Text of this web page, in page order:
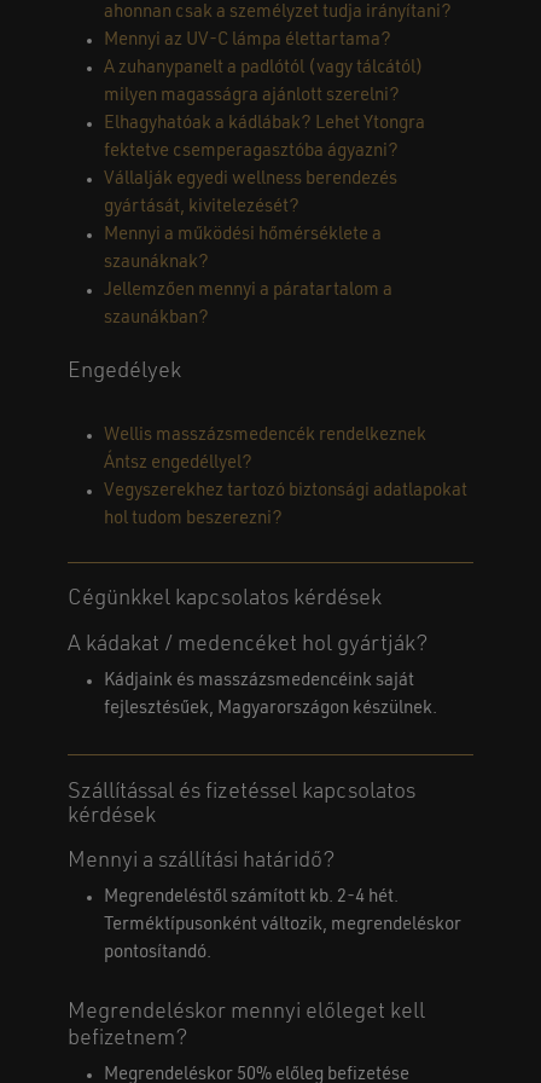
ahonnan csak a személyzet tudja irányítani?
Mennyi az UV-C lámpa élettartama?
A zuhanypanelt a padlótól (vagy tálcától)
milyen magasságra ajánlott szerelni?
Elhagyhatóak a kádlábak? Lehet Ytongra
fektetve csemperagasztóba ágyazni?
Vállalják egyedi wellness berendezés
gyártását, kivitelezését?
Mennyi a működési hőmérséklete a
szaunáknak?
Jellemzően mennyi a páratartalom a
szaunákban?
Engedélyek
Wellis masszázsmedencék rendelkeznek
Ántsz engedéllyel?
Vegyszerekhez tartozó biztonsági adatlapokat
hol tudom beszerezni?
Cégünkkel kapcsolatos kérdések
A kádakat / medencéket hol gyártják?
Kádjaink és masszázsmedencéink saját
fejlesztésűek, Magyarországon készülnek.
Szállítással és fizetéssel kapcsolatos
kérdések
Mennyi a szállítási határidő?
Megrendeléstől számított kb. 2-4 hét.
Terméktípusonként változik, megrendeléskor
pontosítandó.
Megrendeléskor mennyi előleget kell
befizetnem?
Megrendeléskor 50% előleg befizetése